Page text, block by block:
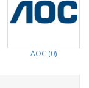
AOC (0)